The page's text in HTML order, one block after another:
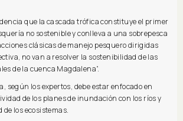
que la cascada trófica constituye el primer
no sostenible y conlleva a una sobrepesca
clásicas de manejo pesquero dirigidas
no van a resolver la sostenibilidad de las
de la cuenca Magdalena”.
según los expertos, debe estar enfocado en
de los planes de inundación con los ríos y
los ecosistemas.